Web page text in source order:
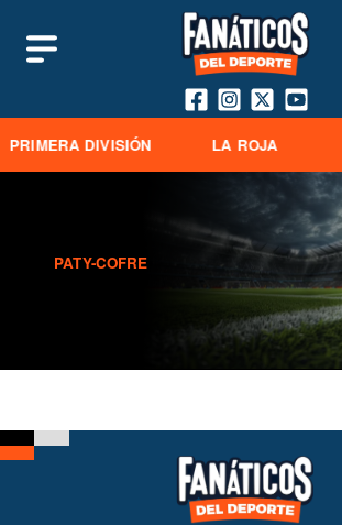
PRIMERA DIVISIÓN LA ROJA
PATY-COFRE